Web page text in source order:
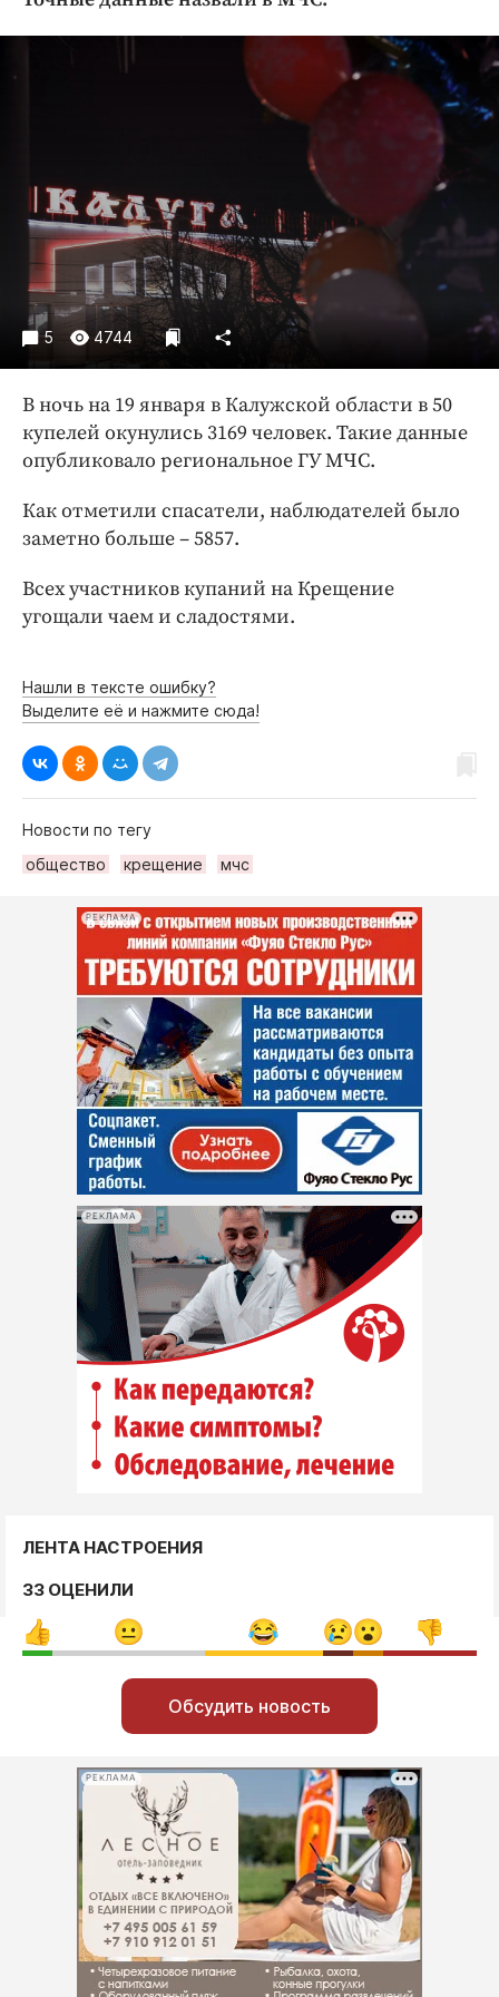
Криминал
Недвижимость и ЖКХ
Погода
Праздники
Происшествия
Спорт
Экономика и бизнес
ПРОЕКТЫ
Блоги
Издания
Медиаперсона
Интересное чтиво
Клиника года
Работодатель года
5 4744
В ночь на 19 января в Калужской области в 50
купелей окунулись 3169 человек. Такие данные
опубликовало региональное ГУ МЧС.
Как отметили спасатели, наблюдателей было
заметно больше – 5857.
Всех участников купаний на Крещение
угощали чаем и сладостями.
Нашли в тексте ошибку?
Выделите её и нажмите сюда!
Новости по тегу
общество
крещение мчс
РЕКЛАМА
РЕКЛАМА
ЛЕНТА НАСТРОЕНИЯ
33 ОЦЕНИЛИ
Обсудить новость
РЕКЛАМА